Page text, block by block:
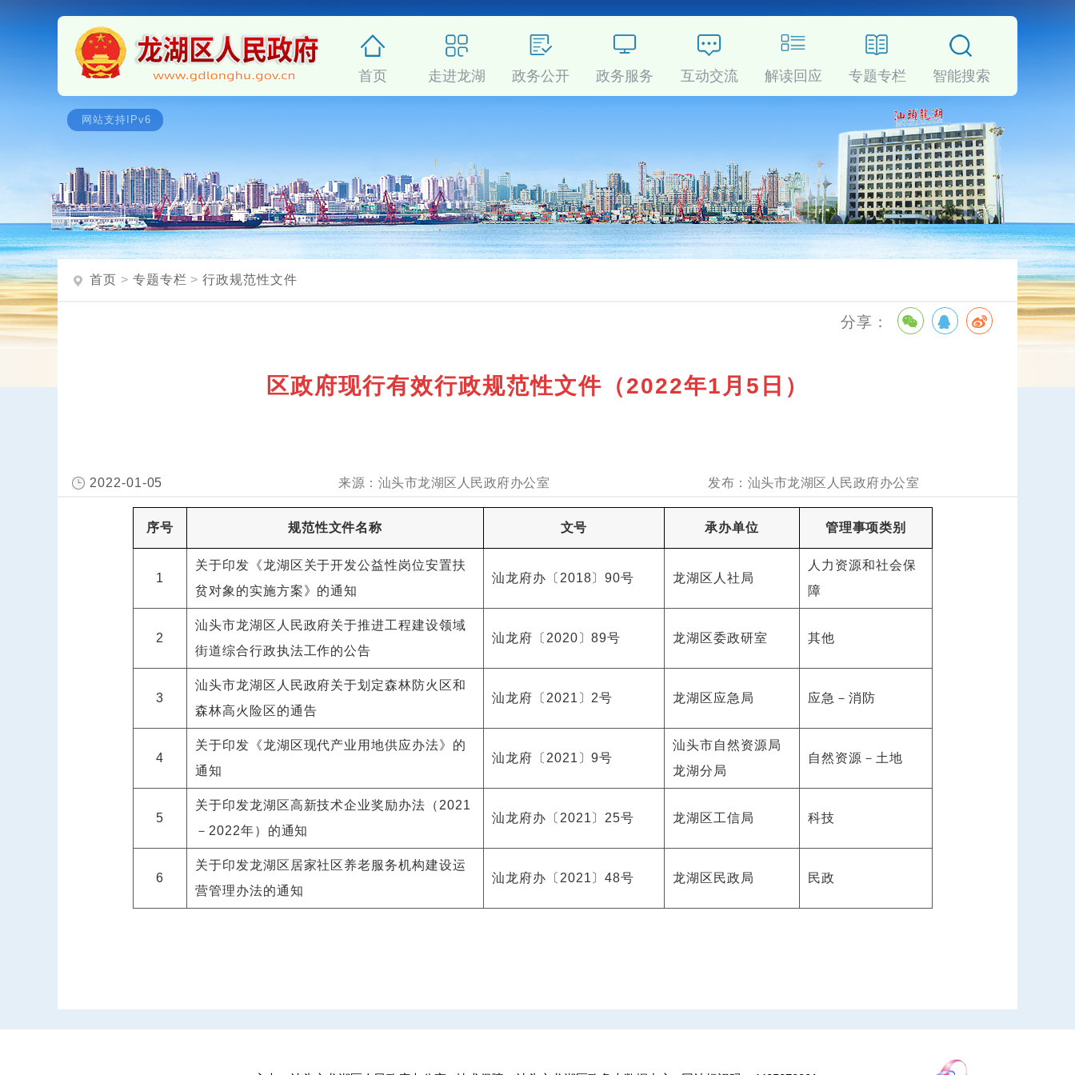
首页 走进龙湖 政务公开 政务服务 互动交流 解读回应 专题专栏 智能搜索
首页 > 专题专栏 >行政规范性文件
区政府现行有效行政规范性文件（2022年1月5日）
2022-01-05 汕头市龙湖区人民政府办公室 汕头市龙湖区人民政府办公室
序号 规范性文件名称 文号 承办单位 管理事项类别
1
关于印发《龙湖区关于开发公益性岗位安置扶
贫对象的实施方案》的通知
汕龙府办〔2018〕90号 龙湖区人社局
人力资源和社会保
障
2
汕头市龙湖区人民政府关于推进工程建设领域
街道综合行政执法工作的公告
汕龙府〔2020〕89号 龙湖区委政研室 其他
3
汕头市龙湖区人民政府关于划定森林防火区和
森林高火险区的通告
汕龙府〔2021〕2号 龙湖区应急局 应急－消防
4
关于印发《龙湖区现代产业用地供应办法》的
通知
汕龙府〔2021〕9号
汕头市自然资源局
龙湖分局
自然资源－土地
5
关于印发龙湖区高新技术企业奖励办法（2021
－2022年）的通知
汕龙府办〔2021〕25号 龙湖区工信局 科技
6
关于印发龙湖区居家社区养老服务机构建设运
营管理办法的通知
汕龙府办〔2021〕48号 龙湖区民政局 民政